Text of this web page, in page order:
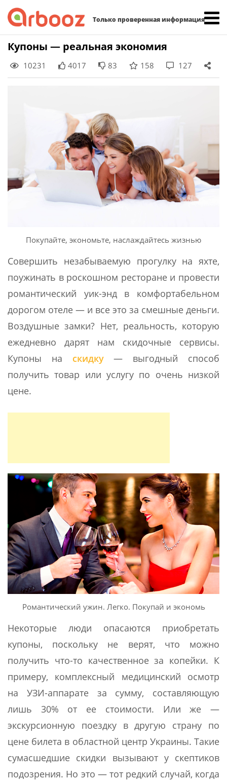
Только проверенная информация
Skip
to
content
Купоны — реальная экономия
10231 4017 83 158 127
Покупайте, экономьте, наслаждайтесь жизнью
Совершить незабываемую прогулку на яхте,
поужинать в роскошном ресторане и провести
романтический уик-энд в комфортабельном
дорогом отеле — и все это за смешные деньги.
Воздушные замки? Нет, реальность, которую
ежедневно дарят нам скидочные сервисы.
Купоны на скидку— выгодный способ
получить товар или услугу по очень низкой
цене.
Романтический ужин. Легко. Покупай и экономь
Некоторые люди опасаются приобретать
купоны, поскольку не верят, что можно
получить что-то качественное за копейки. К
примеру, комплексный медицинский осмотр
на УЗИ-аппарате за сумму, составляющую
лишь 30% от ее стоимости. Или же —
экскурсионную поездку в другую страну по
цене билета в областной центр Украины. Такие
сумасшедшие скидки вызывают у скептиков
подозрения. Но это — тот редкий случай, когда
Найти: